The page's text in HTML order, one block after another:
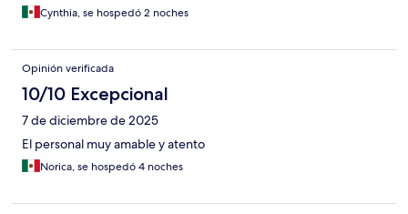
Cynthia, se hospedó 2 noches
Opinión verificada
10/10 Excepcional
7 de diciembre de 2025
El personal muy amable y atento
Norica, se hospedó 4 noches